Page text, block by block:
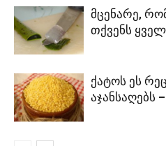
მცენარე,
თქვენს
ქატოს ეს
აჯანსაღებს